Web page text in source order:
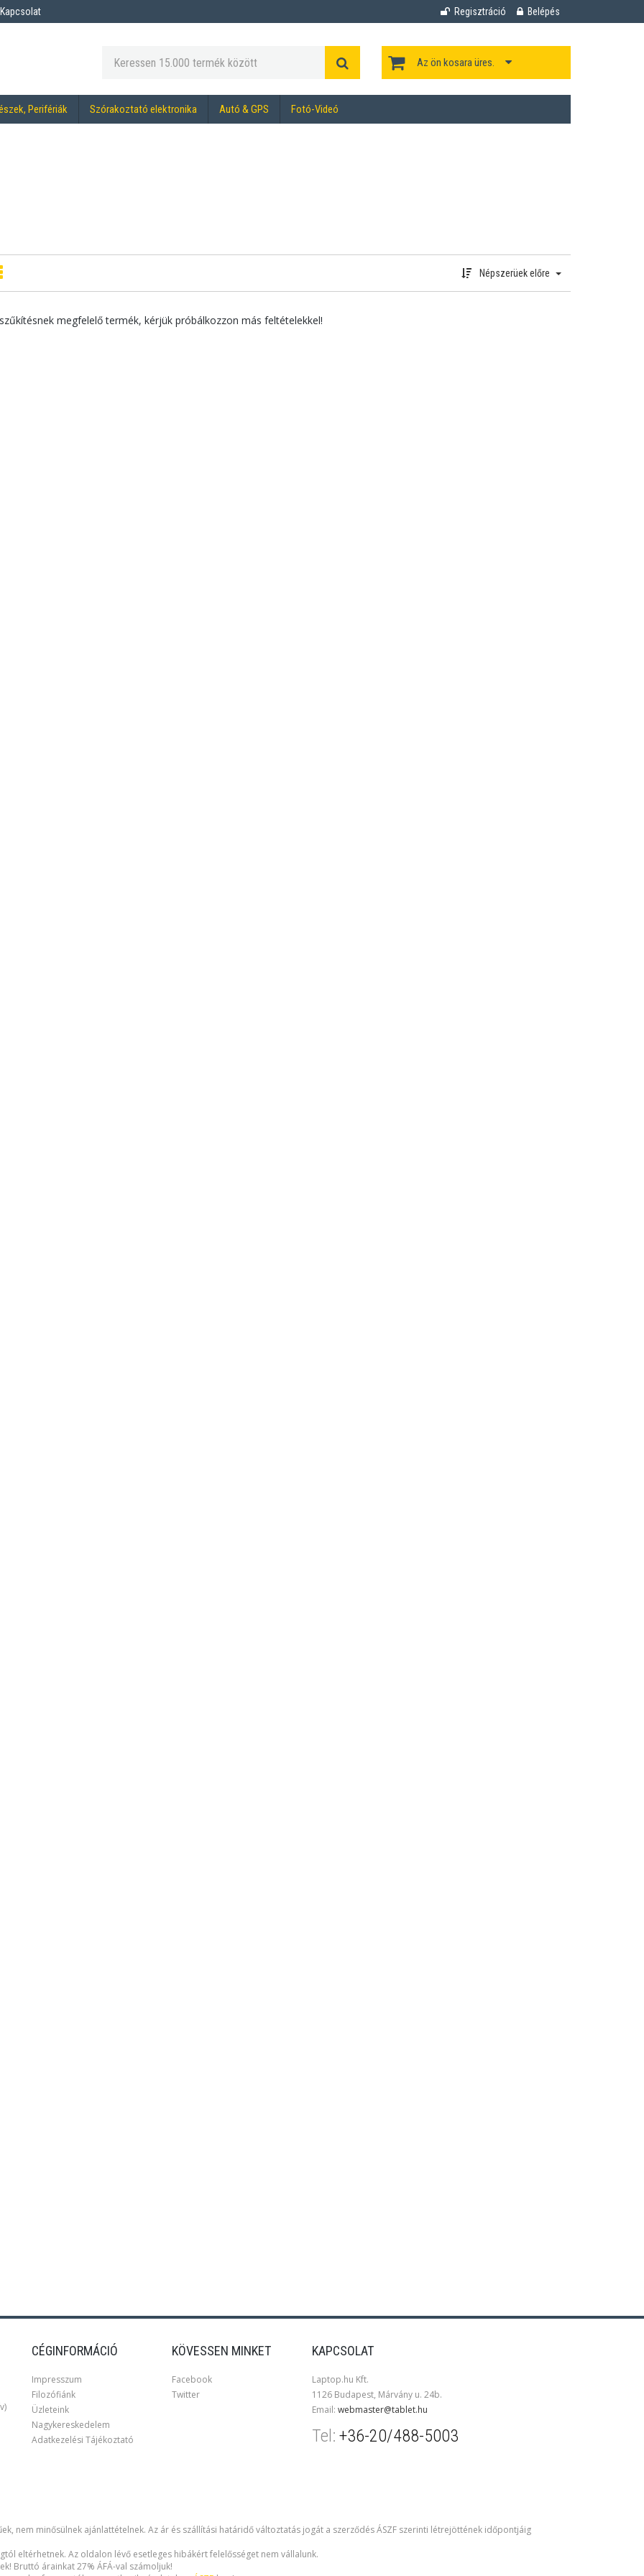
Kapcsolat Regisztráció Belépés
Az ön kosara üres.
Perifériák Szórakoztató elektronika Autó & GPS Fotó-Videó
Népszerüek előre
megfelelő termék, kérjük próbálkozzon más feltételekkel!
CÉGINFORMÁCIÓ
Impresszum
Filozófiánk
Üzleteink
Nagykereskedelem
Adatkezelési Tájékoztató
KÖVESSEN MINKET
Facebook
Twitter
KAPCSOLAT
Laptop.hu Kft.
1126 Budapest, Márvány u. 24b.
Email: webmaster@tablet.hu
Tel: +36-20/488-5003
nem minősülnek ajánlattételnek. Az ár és szállítási határidő változtatás jogát a szerződés ÁSZF szerinti létrejöttének időpontjáig
eltérhetnek. Az oldalon lévő esetleges hibákért felelősséget nem vállalunk.
Bruttó árainkat 27% ÁFÁ-val számoljuk!